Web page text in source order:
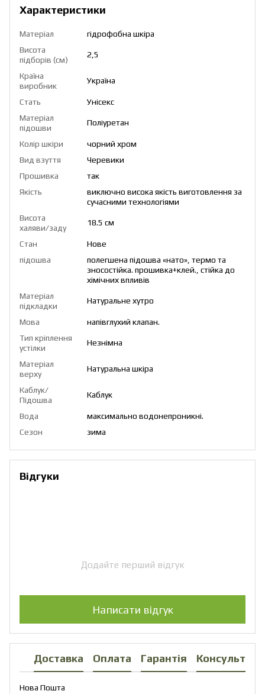
Характеристики
Матеріал
гідрофобна шкіра
Висота
підборів (см)
2,5
Країна
виробник
Україна
Стать
Унісекс
Матеріал
підошви
Поліуретан
Колір шкіри
чорний хром
Вид взуття
Черевики
Прошивка
так
Якість
виключно висока якість виготовлення за
сучасними технологіями
Висота
халяви/заду
18.5 см
Стан
Нове
підошва
полегшена підошва «нато», термо та
зносостійка. прошивка+клей., стійка до
хімічних впливів
Матеріал
підкладки
Натуральне хутро
Мова
напівглухий клапан.
Тип кріплення
устілки
Незнімна
Матеріал
верху
Натуральна шкіра
Каблук/
Підошва
Каблук
Вода
максимально водонепроникні.
Сезон
зима
Відгуки
Додайте перший відгук
Написати відгук
Доставка Оплата Гарантія
Нова Пошта